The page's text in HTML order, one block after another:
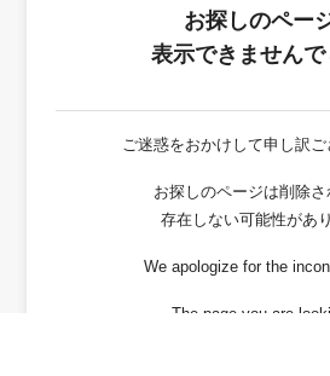
お探しのペー
表示できませんで
ご迷惑をおかけして申し訳ご
お探しのページは削除さ
存在しない可能性があ
We apologize for the
The page you are